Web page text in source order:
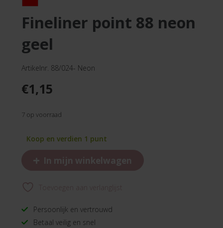
fineliner point 88 neon
geel
Artikelnr. 88/024- Neon
€1,15
7 op voorraad
Koop en verdien 1 punt
+ In mijn winkelwagen
Persoonlijk en vertrouwd
Betaal veilig en snel